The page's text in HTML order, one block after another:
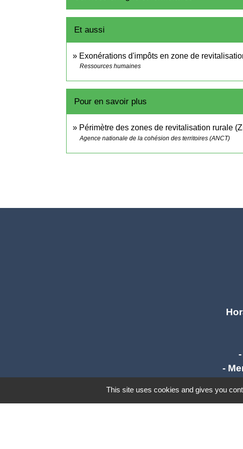
Et aussi
Exonérations d'impôts en zone de
Ressources humaines
Pour en savoir plus
Périmètre des zones de revitalisation rurale
Agence nationale de la cohésion des territoires (ANCT)
-
-
This site uses cookies and gives you